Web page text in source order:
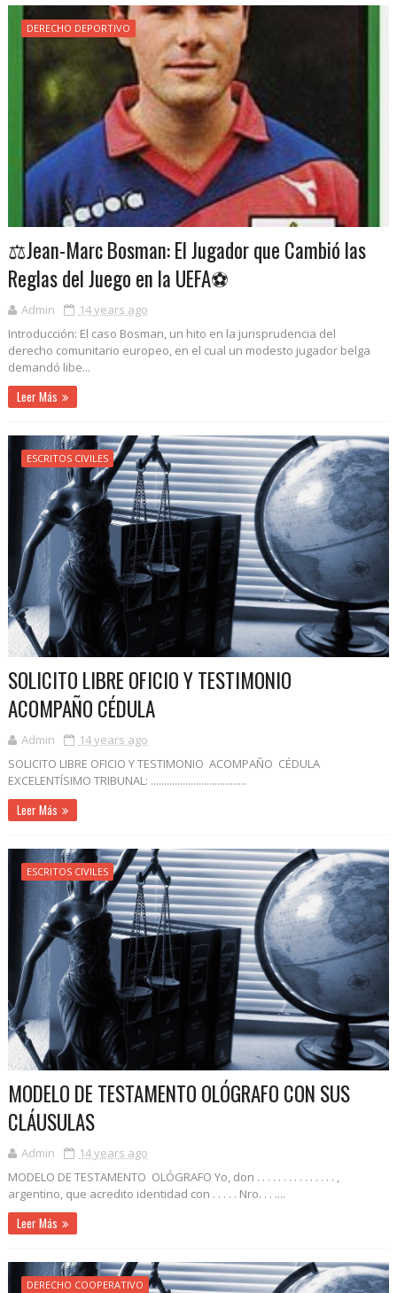
DERECHO DEPORTIVO
⚖️Jean-Marc Bosman: El Jugador que Cambió las
Reglas del Juego en la UEFA⚽
Admin
14 years ago
Introducción: El caso Bosman, un hito en la jurisprudencia del
derecho comunitario europeo, en el cual un modesto jugador belga
demandó libe...
Leer Más
ESCRITOS CIVILES
SOLICITO LIBRE OFICIO Y TESTIMONIO
ACOMPAÑO CÉDULA
Admin
14 years ago
SOLICITO LIBRE OFICIO Y TESTIMONIO ACOMPAÑO CÉDULA
EXCELENTÍSIMO TRIBUNAL: ....................................
Leer Más
ESCRITOS CIVILES
MODELO DE TESTAMENTO OLÓGRAFO CON SUS
CLÁUSULAS
Admin
14 years ago
MODELO DE TESTAMENTO OLÓGRAFO Yo, don . . . . . . . . . . . . . . . ,
argentino, que acredito identidad con . . . . . Nro. . . ....
Leer Más
DERECHO COOPERATIVO